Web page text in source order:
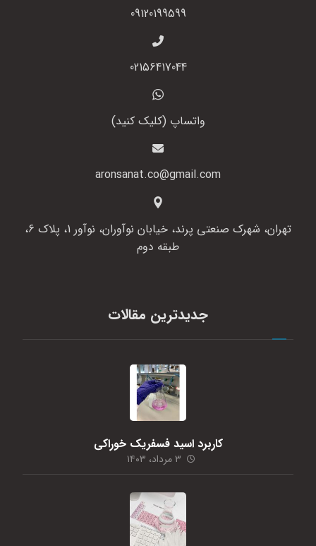
09120199599
02156417044
واتساپ (کلیک کنید)
aronsanat.co@gmail.com
تهران، شهرک صنعتی پرند، خیابان نوآوران، نوآور 1، پلاک 6،
طبقه دوم
جدیدترین مقالات
کاربرد اسید فسفریک خوراکی
۳ مرداد، ۱۴۰۳